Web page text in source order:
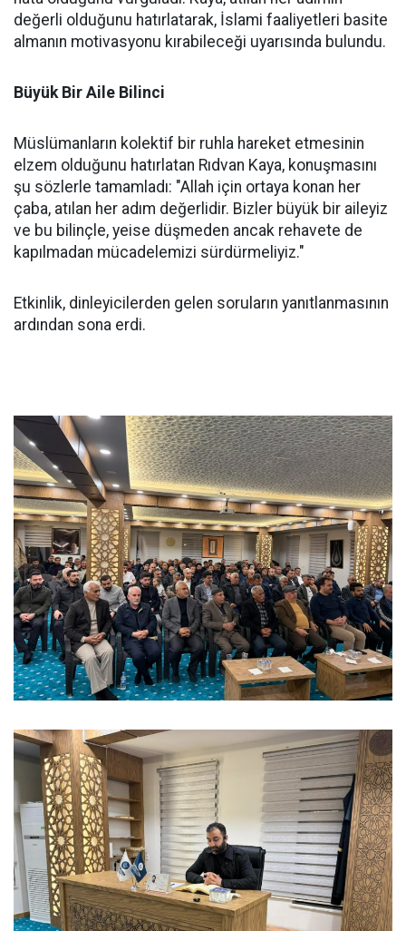
değerli olduğunu hatırlatarak, İslami faaliyetleri basite
almanın motivasyonu kırabileceği uyarısında bulundu.
Büyük Bir Aile Bilinci
Müslümanların kolektif bir ruhla hareket etmesinin
elzem olduğunu hatırlatan Rıdvan Kaya, konuşmasını
şu sözlerle tamamladı: "Allah için ortaya konan her
çaba, atılan her adım değerlidir. Bizler büyük bir aileyiz
ve bu bilinçle, yeise düşmeden ancak rehavete de
kapılmadan mücadelemizi sürdürmeliyiz."
Etkinlik, dinleyicilerden gelen soruların yanıtlanmasının
ardından sona erdi.